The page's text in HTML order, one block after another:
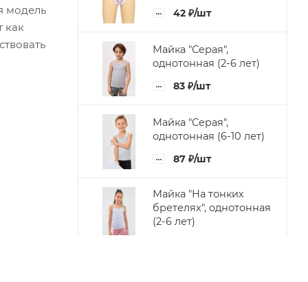
модель
как
42 ₽/шт
Майка "Серая",
однотонная (2-6 лет)
83 ₽/шт
Майка "Серая",
однотонная (6-10 лет)
87 ₽/шт
Майка "На тонких
бретелях", однотонная
(2-6 лет)